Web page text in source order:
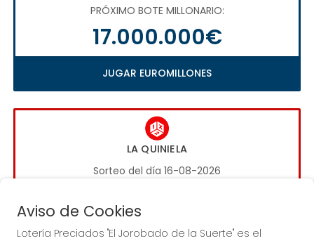
PRÓXIMO BOTE MILLONARIO:
17.000.000€
JUGAR EUROMILLONES
LA QUINIELA
Sorteo del día 16-08-2026
1.000.000€
Aviso de Cookies
Lotería Preciados "El Jorobado de la Suerte" es el